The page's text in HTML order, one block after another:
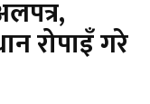
रोपाइँ गरे